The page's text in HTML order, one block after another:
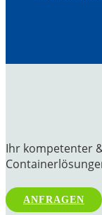
Ihr kompetenter
ANFRAGEN